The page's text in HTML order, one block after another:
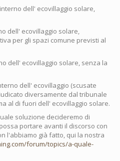
dell' ecovillaggio solare,
dell' ecovillaggio solare,
per gli spazi comune previsti al
dell' ecovillaggio solare, senza la
dell' ecovillaggio (scusate
diversamente dal tribunale
al di fuori dell' ecovillaggio solare.
soluzione decideremo di
portare avanti il discorso con
l'abbiamo già fatto, qui la nostra
forum/topics/a-quale-